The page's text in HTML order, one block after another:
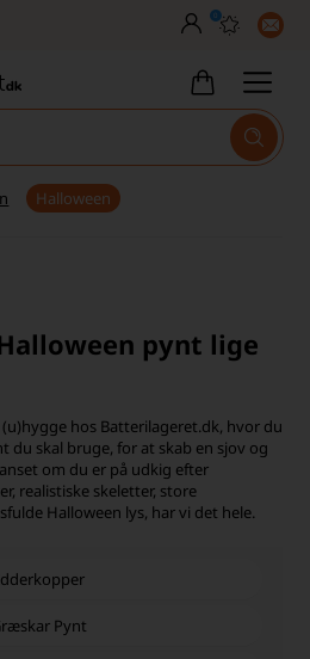
glade kunder på Trustpilot
glade kunder på Trustpilot
0
Halloween
pynt lige
hos Batterilageret.dk, hvor du
du skal bruge, for at skab en sjov og
om du er på udkig efter
realistiske skeletter, store
Halloween lys, har vi det hele.
Pynt